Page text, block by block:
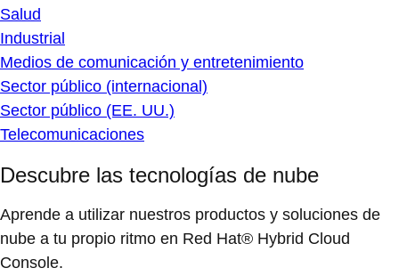
Salud
Industrial
Medios de comunicación y entretenimiento
Sector público (internacional)
Sector público (EE. UU.)
Telecomunicaciones
Descubre las tecnologías de nube
Aprende a utilizar nuestros productos y soluciones de
nube a tu propio ritmo en Red Hat® Hybrid Cloud
Console.